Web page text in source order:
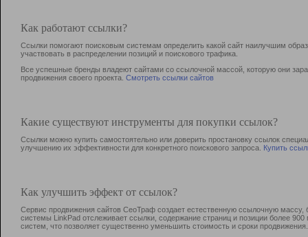
Как работают ссылки?
Ссылки помогают поисковым системам определить какой сайт наилучшим
участвовать в раcпределении позиций и поискового трафика.
Все успешные бренды владеют сайтами со ссылочной массой, которую они
продвижения своего проекта. Смотреть ссылки сайтов
Какие существуют инструменты для покупки ссылок?
Ссылки можно купить самостоятельно или доверить простановку ссылок
улучшению их эффективности для конкретного поискового запроса. Купить
Как улучшить эффект от ссылок?
Сервис продвижения сайтов СеоТраф создает естественную ссылочную
системы LinkPad отслеживает ссылки, содержание страниц и позиции более
систем, что позволяет существенно уменьшить стоимость и сроки продвижения.